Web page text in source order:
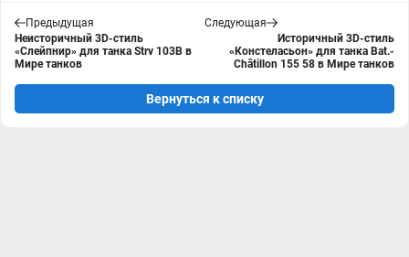
Предыдущая
Неисторичный 3D-стиль
«Слейпнир» для танка Strv 103B в
Мире танков
Следующая
Историчный 3D-стиль
«Констеласьон» для танка Bat.-
Châtillon 155 58 в Мире танков
Вернуться к списку